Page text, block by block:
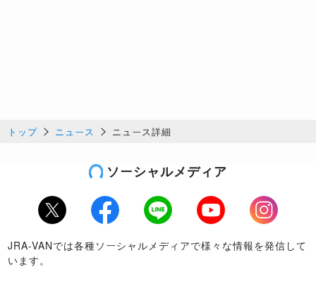
トップ ニュース ニュース詳細
ソーシャルメディア
Twitter Facebook LINE Youtube
Instagram
JRA-VANでは各種ソーシャルメディアで様々な情報を発信して
います。